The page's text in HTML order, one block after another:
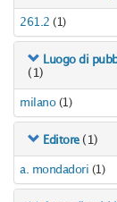
261.2 (1)
Luogo di
(1)
milano (1)
Editore (1)
a. mondadori (1)